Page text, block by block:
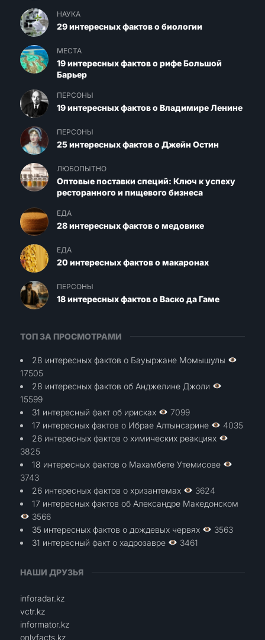
НАУКА
29 интересных фактов о биологии
МЕСТА
19 интересных фактов о рифе Большой
Барьер
ПЕРСОНЫ
19 интересных фактов о Владимире Ленине
ПЕРСОНЫ
25 интересных фактов о Джейн Остин
ЛЮБОПЫТНО
Оптовые поставки специй: Ключ к успеху
ресторанного и пищевого бизнеса
ЕДА
28 интересных фактов о медовике
ЕДА
20 интересных фактов о макаронах
ПЕРСОНЫ
18 интересных фактов о Васко да Гаме
ТОП ЗА ПРОСМОТРАМИ
28 интересных фактов о Бауыржане Момышулы
17505
28 интересных фактов об Анджелине Джоли
15599
31 интересный факт об ирисках
7099
17 интересных фактов о Ибрае Алтынсарине
4035
26 интересных фактов о химических реакциях
3825
18 интересных фактов о Махамбете Утемисове
3743
26 интересных фактов о хризантемах
3624
17 интересных фактов об Александре Македонском
3566
35 интересных фактов о дождевых червях
3563
31 интересный факт о хадрозавре
3461
НАШИ ДРУЗЬЯ
inforadar.kz
vctr.kz
informator.kz
onlyfacts.kz